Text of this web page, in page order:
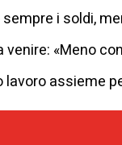
i soldi,
venire: «Meno
assieme